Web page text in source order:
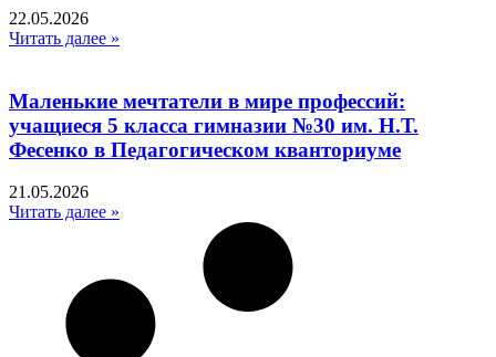
22.05.2026
Читать далее »
Маленькие мечтатели в мире профессий:
учащиеся 5 класса гимназии №30 им. Н.Т.
Фесенко в Педагогическом кванториуме
21.05.2026
Читать далее »